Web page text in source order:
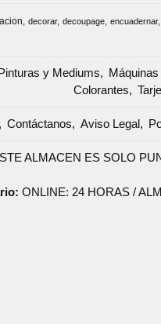
decorar decoupage encuadernar
y Mediums
Colorantes
Contáctanos Aviso Legal
ALMACEN ES SOLO
ONLINE: 24 HORAS /